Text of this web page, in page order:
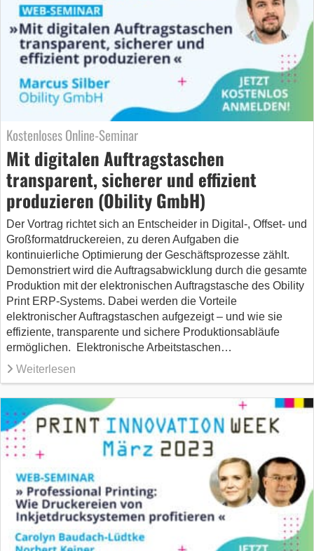
Kostenloses Online-Seminar
Mit digitalen Auftragstaschen
transparent, sicherer und effizient
produzieren (Obility GmbH)
Der Vortrag richtet sich an Entscheider in Digital-, Offset- und
Großformatdruckereien, zu deren Aufgaben die
kontinuierliche Optimierung der Geschäftsprozesse zählt.
Demonstriert wird die Auftragsabwicklung durch die gesamte
Produktion mit der elektronischen Auftragstasche des Obility
Print ERP-Systems. Dabei werden die Vorteile
elektronischer Auftragstaschen aufgezeigt – und wie sie
effiziente, transparente und sichere Produktionsabläufe
ermöglichen. Elektronische Arbeitstaschen…
Weiterlesen